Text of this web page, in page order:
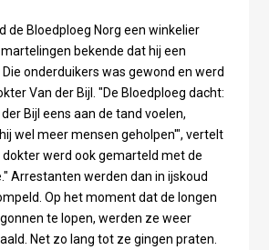
de Bloedploeg Norg een winkelier
bekende dat hij een
onderduikers was gewond en werd
Van der Bijl. "De Bloedploeg dacht:
Bijl eens aan de tand voelen,
wel meer mensen geholpen'", vertelt
dokter werd ook gemarteld met de
Arrestanten werden dan in ijskoud
Op het moment dat de longen
te lopen, werden ze weer
Net zo lang tot ze gingen praten.